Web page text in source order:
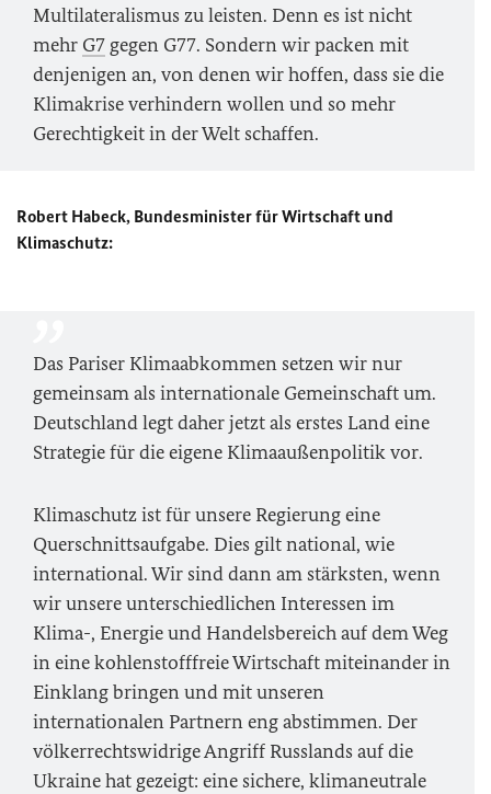
Multilateralismus zu leisten. Denn es ist nicht
mehr G7 gegen G77. Sondern wir packen mit
denjenigen an, von denen wir hoffen, dass sie die
Klimakrise verhindern wollen und so mehr
Gerechtigkeit in der Welt schaffen.
Robert Habeck, Bundesminister für Wirtschaft und
Klimaschutz:
Das Pariser Klimaabkommen setzen wir nur
gemeinsam als internationale Gemeinschaft um.
Deutschland legt daher jetzt als erstes Land eine
Strategie für die eigene Klimaaußenpolitik vor.
Klimaschutz ist für unsere Regierung eine
Querschnittsaufgabe. Dies gilt national, wie
international. Wir sind dann am stärksten, wenn
wir unsere unterschiedlichen Interessen im
Klima-, Energie und Handelsbereich auf dem Weg
in eine kohlenstofffreie Wirtschaft miteinander in
Einklang bringen und mit unseren
internationalen Partnern eng abstimmen. Der
völkerrechtswidrige Angriff Russlands auf die
Ukraine hat gezeigt: eine sichere, klimaneutrale